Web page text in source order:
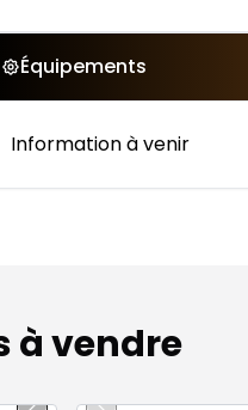
Équipements
Information à venir
à vendre